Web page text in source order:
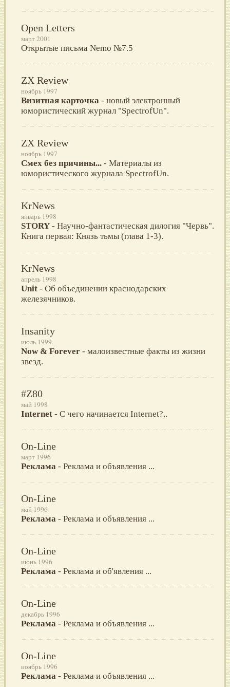
Open Letters
март 2001
Открытые письма Nemo №7.5
ZX Review
ноябрь 1997
Визитная карточка - новый электронный
юмористический журнал "SpectrofUn".
ZX Review
ноябрь 1997
Смех без причины... - Материалы из
юмористического журнала SpectrofUn.
KrNews
январь 1998
STORY - Научно-фантастическая дилогия "Червь".
Книга первая: Князь тьмы (глава 1-3).
KrNews
апрель 1998
Unit - Об объединении краснодарских
железячников.
Insanity
июль 1999
Now & Forever - малоизвестные факты из жизни
звезд.
#Z80
май 1998
Internet - С чего начинается Internet?..
On-Line
март 1996
Реклама - Реклама и объявления ...
On-Line
май 1996
Реклама - Реклама и объявления ...
On-Line
июнь 1996
Реклама - Реклама и об'явления ...
On-Line
декабрь 1996
Реклама - Реклама и объявления ...
On-Line
ноябрь 1996
Реклама - Реклама и объявления ...